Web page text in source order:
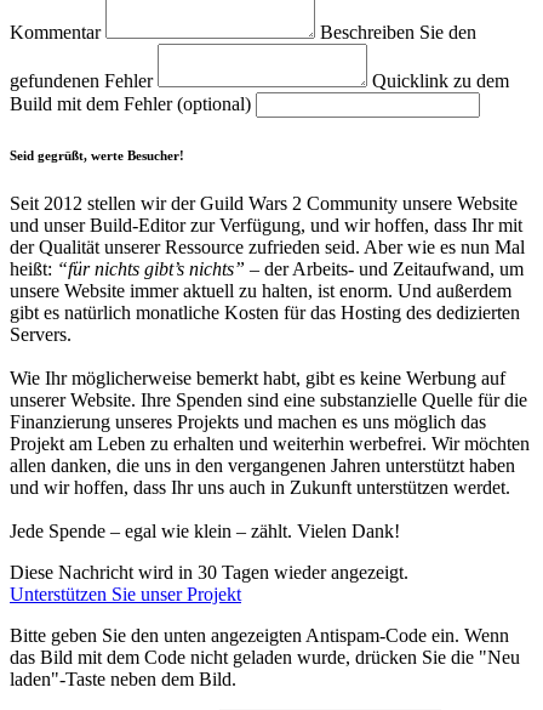
Kommentar Beschreiben Sie den
gefundenen Fehler
Quicklink zu dem
Build mit dem Fehler (optional)
Seid gegrüßt, werte Besucher!
Seit 2012 stellen wir der Guild Wars 2 Community unsere Website
und unser Build-Editor zur Verfügung, und wir hoffen, dass Ihr mit
der Qualität unserer Ressource zufrieden seid. Aber wie es nun Mal
heißt: “für nichts gibt’s nichts” – der Arbeits- und Zeitaufwand, um
unsere Website immer aktuell zu halten, ist enorm. Und außerdem
gibt es natürlich monatliche Kosten für das Hosting des dedizierten
Servers.
Wie Ihr möglicherweise bemerkt habt, gibt es keine Werbung auf
unserer Website. Ihre Spenden sind eine substanzielle Quelle für die
Finanzierung unseres Projekts und machen es uns möglich das
Projekt am Leben zu erhalten und weiterhin werbefrei. Wir möchten
allen danken, die uns in den vergangenen Jahren unterstützt haben
und wir hoffen, dass Ihr uns auch in Zukunft unterstützen werdet.
Jede Spende – egal wie klein – zählt. Vielen Dank!
Diese Nachricht wird in 30 Tagen wieder angezeigt.
Unterstützen Sie unser Projekt
Bitte geben Sie den unten angezeigten Antispam-Code ein. Wenn
das Bild mit dem Code nicht geladen wurde, drücken Sie die "Neu
laden"-Taste neben dem Bild.